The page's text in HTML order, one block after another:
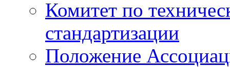
Комитет по
стандартизации
Положение